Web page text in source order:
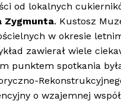
od lokalnych
Zygmunta. Kustosz
w okresie
zawierał wiele
punktem spotkania
o wzajemnej